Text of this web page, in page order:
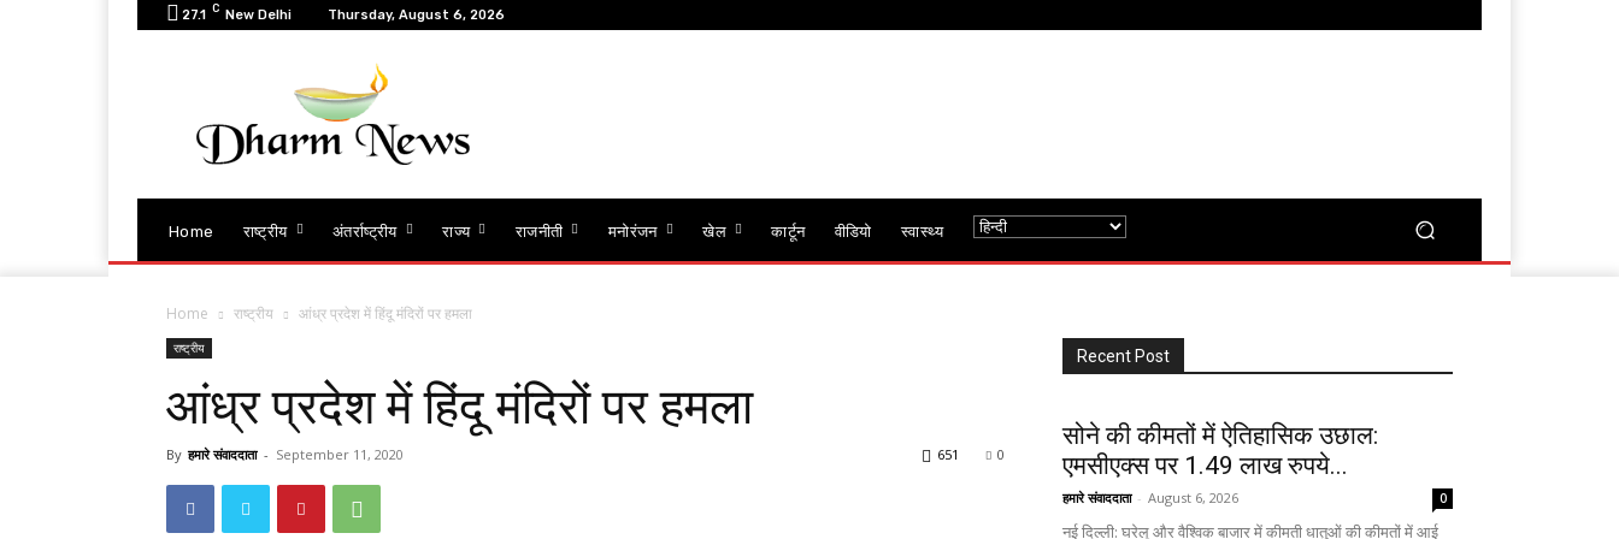
27.1 C New Delhi Thursday, August 6, 2026
Home राष्ट्रीय अंतर्राष्ट्रीय राज्य राजनीती मनोरंजन खेल कार्टून वीडियो स्वास्थ्य
Home राष्ट्रीय आंध्र प्रदेश में हिंदू मंदिरों पर हमला
राष्ट्रीय
आंध्र प्रदेश में हिंदू मंदिरों पर हमला
By हमारे संवाददाता - September 11, 2020 0
651
Recent Post
सोने की कीमतों में ऐतिहासिक उछाल:
एमसीएक्स पर 1.49 लाख रुपये...
हमारे संवाददाता - August 6, 2026 0
नई दिल्ली: घरेलू और वैश्विक बाजार में कीमती धातुओं की कीमतों में आई